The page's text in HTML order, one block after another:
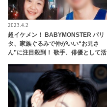
2023.4.2
超イケメン！ BABYMONSTER パリ
タ、家族ぐるみで仲がいい“お兄さ
ん”に注目殺到！ 歌手、俳優として活